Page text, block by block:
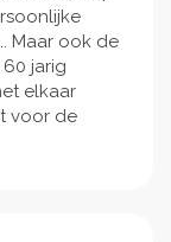
Maar ook de
jarig
elkaar
voor de